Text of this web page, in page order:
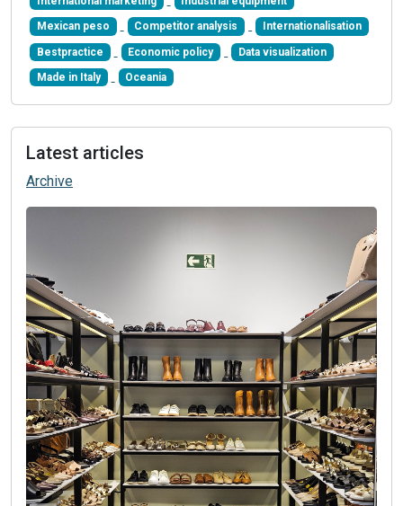
Mexican peso Competitor analysis Internationalisation
Bestpractice Economic policy Data visualization
Made in Italy Oceania
Latest articles
Archive